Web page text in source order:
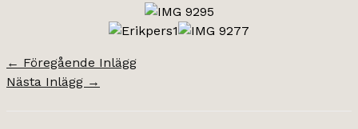
← Föregående Inlägg
Nästa Inlägg →